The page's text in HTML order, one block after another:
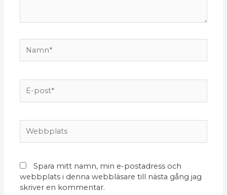
post*
Spara mitt namn, min e-postadress och
webbplats i denna webbläsare till nästa gång jag
skriver en kommentar.